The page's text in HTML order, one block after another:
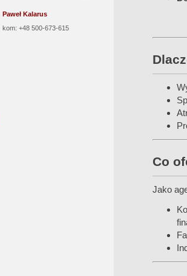
Paweł Kalarus
kom: +48 500-673-615
Co
Jako